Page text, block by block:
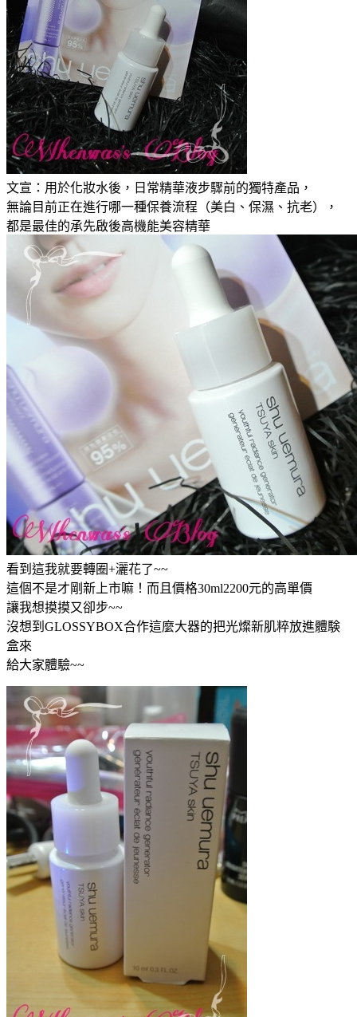
文宣：用於化妝水後，日常精華液步驟前的獨特產品，
無論目前正在進行哪一種保養流程（美白、保濕、抗老），
都是最佳的承先啟後高機能美容精華
看到這我就要轉圈+灑花了~~
這個不是才剛新上市嘛！而且價格30ml2200元的高單價
讓我想摸摸又卻步~~
沒想到GLOSSYBOX合作這麼大器的把光燦新肌粹放進體験
盒來
給大家體驗~~